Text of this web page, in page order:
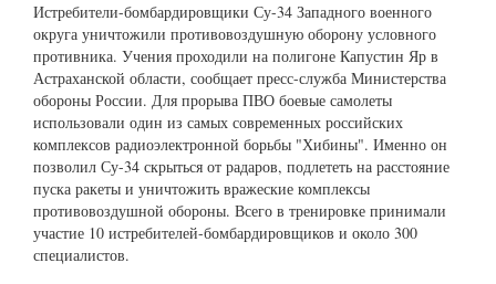
Истребители-бомбардировщики Су-34 Западного военного
округа уничтожили противовоздушную оборону условного
противника. Учения проходили на полигоне Капустин Яр в
Астраханской области, сообщает пресс-служба Министерства
обороны России. Для прорыва ПВО боевые самолеты
использовали один из самых современных российских
комплексов радиоэлектронной борьбы "Хибины". Именно он
позволил Су-34 скрыться от радаров, подлететь на расстояние
пуска ракеты и уничтожить вражеские комплексы
противовоздушной обороны. Всего в тренировке принимали
участие 10 истребителей-бомбардировщиков и около 300
специалистов.